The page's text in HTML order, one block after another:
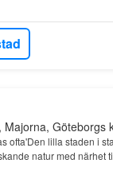
Göteborgs
ofta'Den lilla staden i
natur med närhet